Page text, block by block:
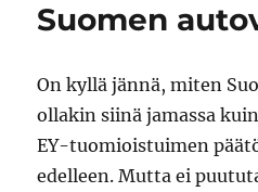
Suomen
On kyllä jännä, miten
ollakin siinä jamassa
EY-tuomioistuimen
edelleen. Mutta ei